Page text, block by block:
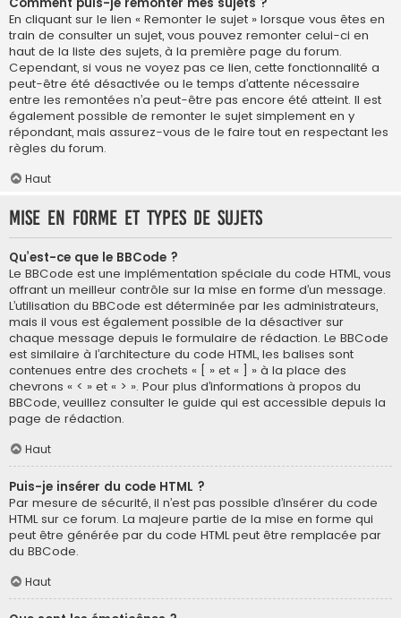
En cliquant sur le lien « Remonter le sujet » lorsque vous êtes en
train de consulter un sujet, vous pouvez remonter celui-ci en
haut de la liste des sujets, à la première page du forum.
Cependant, si vous ne voyez pas ce lien, cette fonctionnalité a
peut-être été désactivée ou le temps d’attente nécessaire
entre les remontées n’a peut-être pas encore été atteint. Il est
également possible de remonter le sujet simplement en y
répondant, mais assurez-vous de le faire tout en respectant les
règles du forum.
Haut
Mise en forme et types de sujets
Qu’est-ce que le BBCode ?
Le BBCode est une implémentation spéciale du code HTML, vous
offrant un meilleur contrôle sur la mise en forme d’un message.
L’utilisation du BBCode est déterminée par les administrateurs,
mais il vous est également possible de la désactiver sur
chaque message depuis le formulaire de rédaction. Le BBCode
est similaire à l’architecture du code HTML, les balises sont
contenues entre des crochets « [ » et « ] » à la place des
chevrons « < » et « > ». Pour plus d’informations à propos du
BBCode, veuillez consulter le guide qui est accessible depuis la
page de rédaction.
Haut
Puis-je insérer du code HTML ?
Par mesure de sécurité, il n’est pas possible d’insérer du code
HTML sur ce forum. La majeure partie de la mise en forme qui
peut être générée par du code HTML peut être remplacée par
du BBCode.
Haut